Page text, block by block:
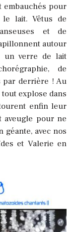
embauchés pour
lait. Vêtus de
et de
autour
un verre de lait
de
derrière ! Au
explose dans
enfin leur
aveugle pour ne
géante, avec nos
et Valerie en